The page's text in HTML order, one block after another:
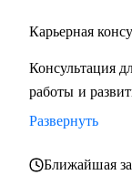
сервисов и из
•
ОТиТБ, СБ, ПТО,
договорная работа)
•
Карьерная
Консультация
работы и
Развернуть
Ближайшая